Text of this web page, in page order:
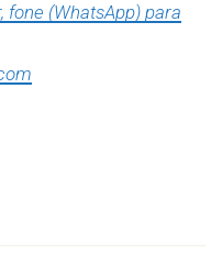
(WhatsApp) para